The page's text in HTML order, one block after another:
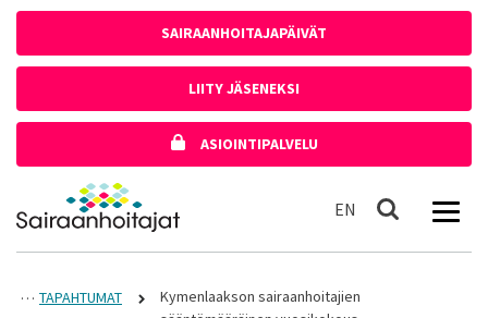
SAIRAANHOITAJAPÄIVÄT
LIITY JÄSENEKSI
ASIOINTIPALVELU
Etusivulle
EN In English
Haku
TAPAHTUMAT
Kymenlaakson sairaanhoitajien